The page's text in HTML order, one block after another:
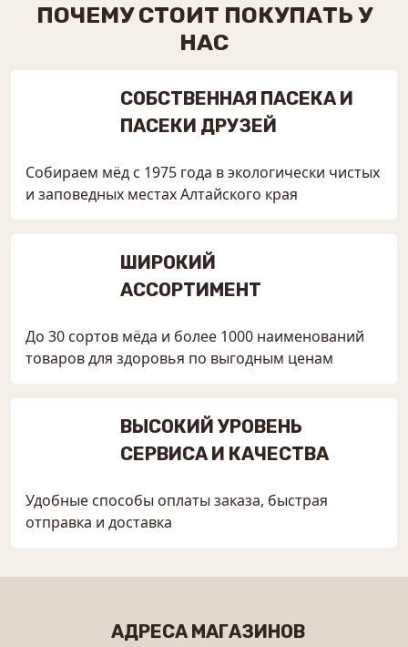
ПОЧЕМУ СТОИТ ПОКУПАТЬ У
НАС
СОБСТВЕННАЯ ПАСЕКА И
ПАСЕКИ ДРУЗЕЙ
Собираем мёд с 1975 года в экологически чистых
и заповедных местах Алтайского края
ШИРОКИЙ
АССОРТИМЕНТ
До 30 сортов мёда и более 1000 наименований
товаров для здоровья по выгодным ценам
ВЫСОКИЙ УРОВЕНЬ
СЕРВИСА И КАЧЕСТВА
Удобные способы оплаты заказа, быстрая
отправка и доставка
АДРЕСА МАГАЗИНОВ